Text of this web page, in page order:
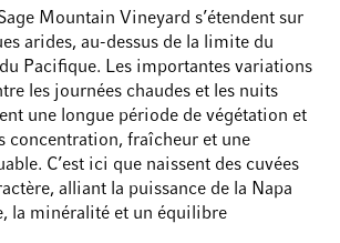
Mountain Vineyard s’étendent sur
arides, au-dessus de la limite du
Pacifique. Les importantes variations
les journées chaudes et les nuits
une longue période de végétation et
concentration, fraîcheur et une
C’est ici que naissent des cuvées
alliant la puissance de la Napa
la minéralité et un équilibre